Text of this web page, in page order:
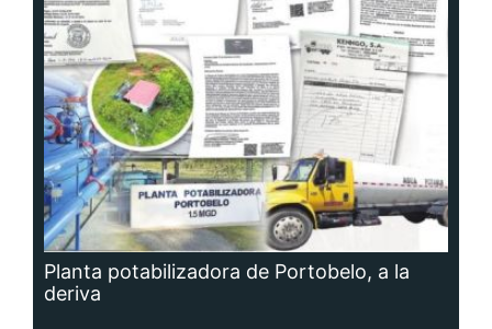
Planta potabilizadora de Portobelo, a la
deriva